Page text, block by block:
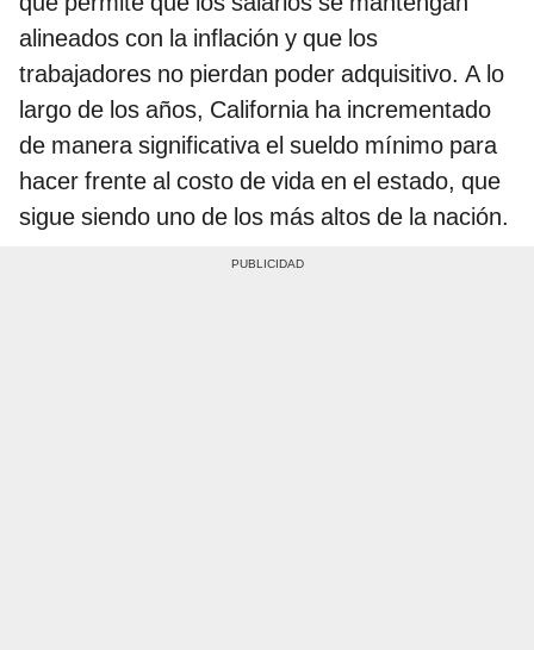
alineados con la inflación y que los
trabajadores no pierdan poder adquisitivo. A lo
largo de los años, California ha incrementado
de manera significativa el sueldo mínimo para
hacer frente al costo de vida en el estado, que
sigue siendo uno de los más altos de la nación.